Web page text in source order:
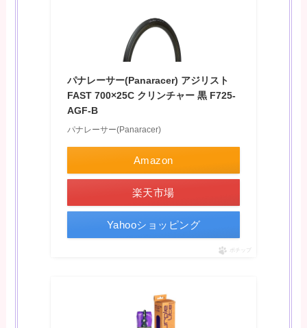
パナレーサー(Panaracer) アジリスト
FAST 700×25C クリンチャー 黒 F725-
AGF-B
パナレーサー(Panaracer)
Amazon
楽天市場
Yahooショッピング
ポチップ